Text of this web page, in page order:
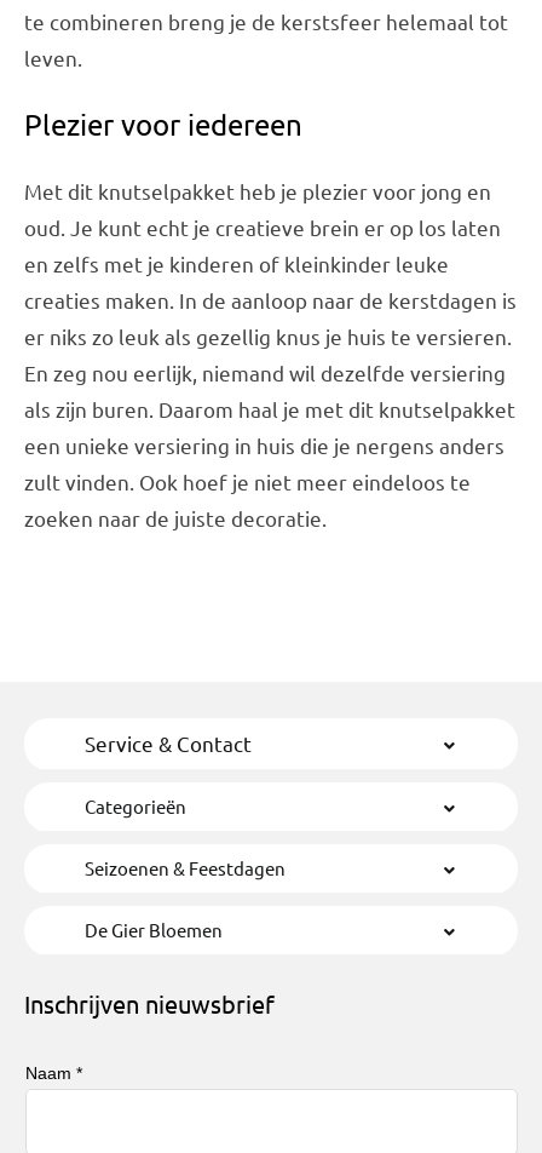
te combineren breng je de kerstsfeer helemaal tot
leven.
Plezier voor iedereen
Met dit knutselpakket heb je plezier voor jong en
oud. Je kunt echt je creatieve brein er op los laten
en zelfs met je kinderen of kleinkinder leuke
creaties maken. In de aanloop naar de kerstdagen is
er niks zo leuk als gezellig knus je huis te versieren.
En zeg nou eerlijk, niemand wil dezelfde versiering
als zijn buren. Daarom haal je met dit knutselpakket
een unieke versiering in huis die je nergens anders
zult vinden. Ook hoef je niet meer eindeloos te
zoeken naar de juiste decoratie.
Service & Contact
Categorieën
Seizoenen & Feestdagen
De Gier Bloemen
Inschrijven nieuwsbrief
Naam *